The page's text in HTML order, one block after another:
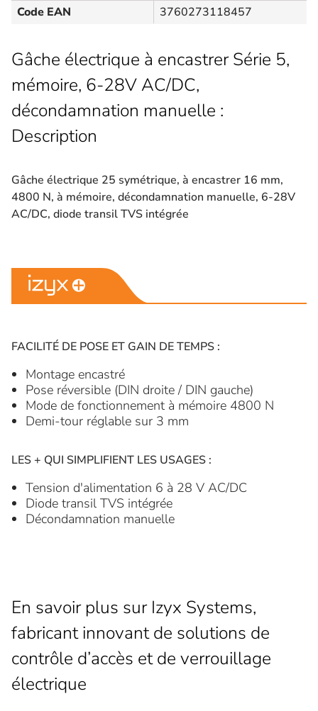
Code EAN 3760273118457
Gâche électrique à encastrer Série 5,
mémoire, 6-28V AC/DC,
décondamnation manuelle :
Description
Gâche électrique 25 symétrique, à encastrer 16 mm,
4800 N, à mémoire, décondamnation manuelle, 6-28V
AC/DC, diode transil TVS intégrée
FACILITÉ DE POSE ET GAIN DE TEMPS :
Montage encastré
Pose réversible (DIN droite / DIN gauche)
Mode de fonctionnement à mémoire 4800 N
Demi-tour réglable sur 3 mm
LES + QUI SIMPLIFIENT LES USAGES :
Tension d'alimentation 6 à 28 V AC/DC
Diode transil TVS intégrée
Décondamnation manuelle
En savoir plus sur Izyx Systems,
fabricant innovant de solutions de
contrôle d’accès et de verrouillage
électrique